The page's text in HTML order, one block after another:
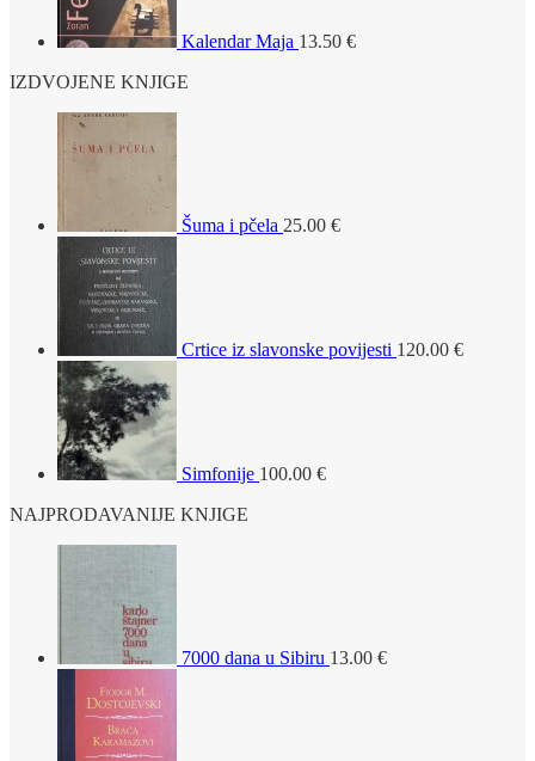
Kalendar Maja 13.50 €
IZDVOJENE KNJIGE
Šuma i pčela 25.00 €
Crtice iz slavonske povijesti 120.00 €
Simfonije 100.00 €
NAJPRODAVANIJE KNJIGE
7000 dana u Sibiru 13.00 €